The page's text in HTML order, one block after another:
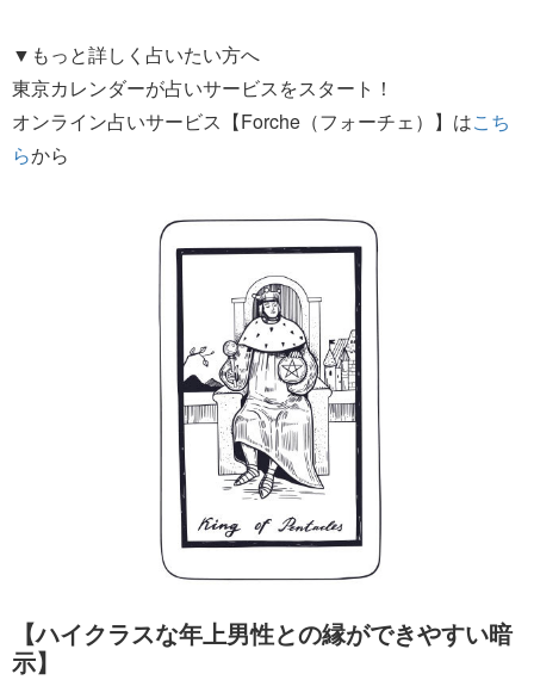
▼もっと詳しく占いたい方へ
東京カレンダーが占いサービスをスタート！
オンライン占いサービス【Forche（フォーチェ）】はこち
らから
【ハイクラスな年上男性との縁ができやすい暗
示】